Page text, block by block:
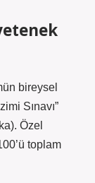
bireysel
Sınavı”
Özel
toplam